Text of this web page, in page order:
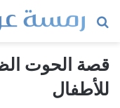
بحث
قصة الحوت
للأطفال